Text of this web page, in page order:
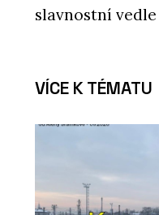
slavnostní
VÍCE K TÉMATU